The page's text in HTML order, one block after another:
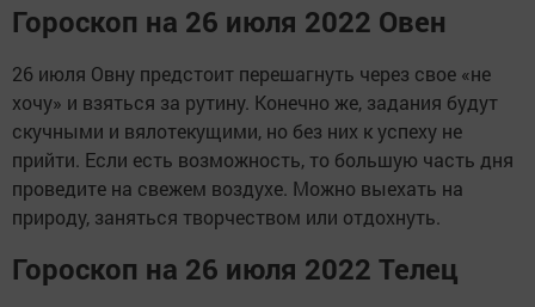
Гороскоп на 26 июля 2022 Овен
26 июля Овну предстоит перешагнуть через свое «не
хочу» и взяться за рутину. Конечно же, задания будут
скучными и вялотекущими, но без них к успеху не
прийти. Если есть возможность, то большую часть дня
проведите на свежем воздухе. Можно выехать на
природу, заняться творчеством или отдохнуть.
Гороскоп на 26 июля 2022 Телец